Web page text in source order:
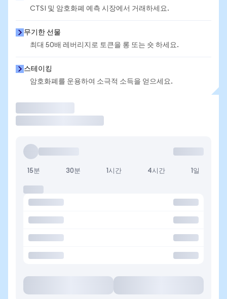
CTSI 및 암호화폐 예측 시장에서 거래하세요.
무기한 선물
최대 50배 레버리지로 토큰을 롱 또는 숏 하세요.
스테이킹
암호화폐를 운용하여 소극적 소득을 얻으세요.
15분 30분 1시간 4시간 1일